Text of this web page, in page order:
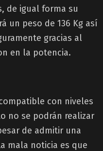
de igual forma su
un peso de 136 Kg así
gracias al
en la potencia.
con niveles
no se podrán realizar
de admitir una
mala noticia es que